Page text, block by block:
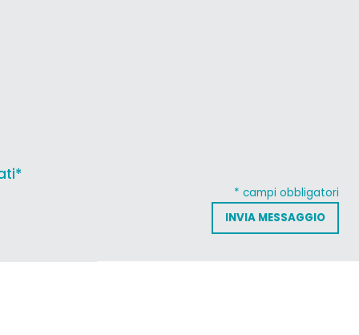
* campi obbligatori